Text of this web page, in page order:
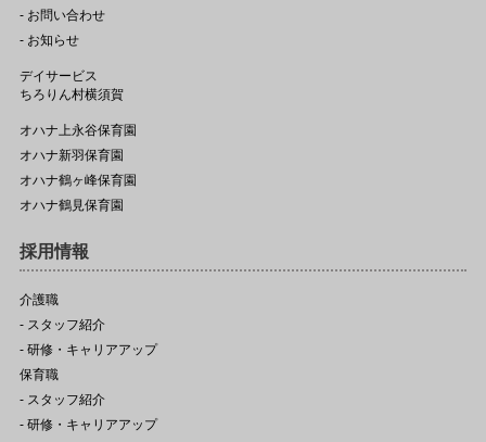
- お問い合わせ
- お知らせ
デイサービス
ちろりん村横須賀
オハナ上永谷保育園
オハナ新羽保育園
オハナ鶴ヶ峰保育園
オハナ鶴見保育園
採用情報
介護職
- スタッフ紹介
- 研修・キャリアアップ
保育職
- スタッフ紹介
- 研修・キャリアアップ